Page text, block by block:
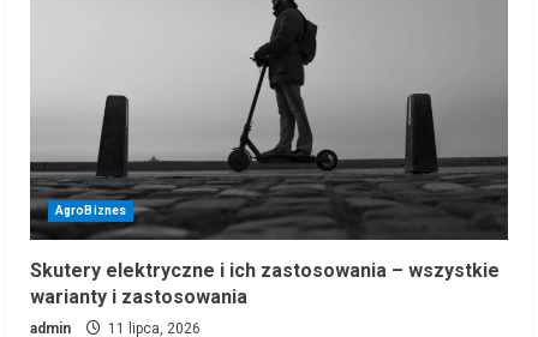
AgroBiznes
Skutery elektryczne i ich zastosowania – wszystkie
warianty i zastosowania
admin 11 lipca, 2026